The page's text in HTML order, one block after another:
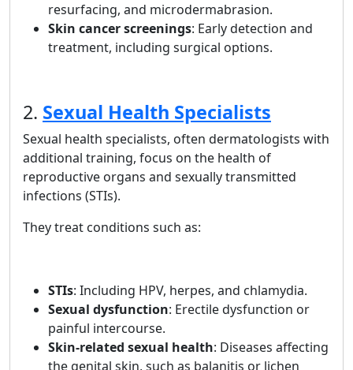
resurfacing, and microdermabrasion.
Skin cancer screenings: Early detection and
treatment, including surgical options.
2. Sexual Health Specialists
Sexual health specialists, often dermatologists with
additional training, focus on the health of
reproductive organs and sexually transmitted
infections (STIs).
They treat conditions such as:
STIs: Including HPV, herpes, and chlamydia.
Sexual dysfunction: Erectile dysfunction or
painful intercourse.
Skin-related sexual health: Diseases affecting
the genital skin, such as balanitis or lichen